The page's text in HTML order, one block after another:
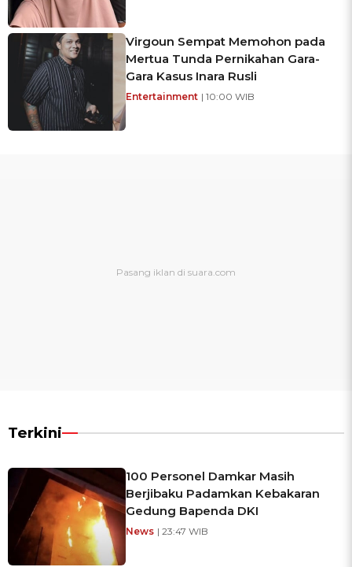
Virgoun Sempat Memohon pada
Mertua Tunda Pernikahan Gara-
Gara Kasus Inara Rusli
Entertainment | 10:00 WIB
Terkini
100 Personel Damkar Masih
Berjibaku Padamkan Kebakaran
Gedung Bapenda DKI
News | 23:47 WIB